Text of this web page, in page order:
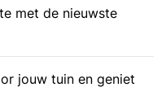
met de nieuwste
jouw tuin en geniet